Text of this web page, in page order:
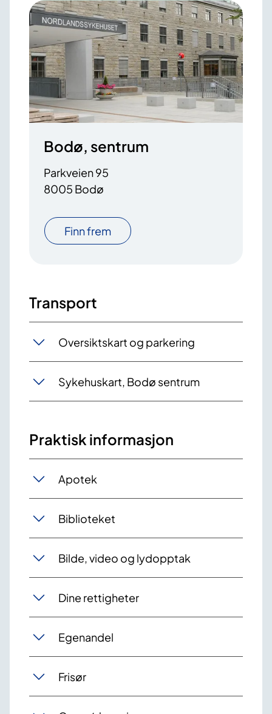
Bodø, sentrum
Parkveien 95
8005 Bodø
Finn frem
Transport
Oversiktskart og parkering
Sykehuskart, Bodø sentrum
Praktisk informasjon
Apotek
Biblioteket
Bilde, video og lydopptak
Dine rettigheter
Egenandel
Frisør